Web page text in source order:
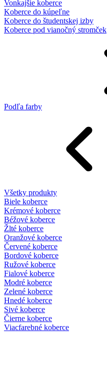
Vonkajšie koberce
Koberce do kúpeľne
Koberce do študentskej izby
Koberce pod vianočný stromček
Podľa farby
Všetky produkty
Biele koberce
Krémové koberce
Béžové koberce
Žlté koberce
Oranžové koberce
Červené koberce
Bordové koberce
Ružové koberce
Fialové koberce
Modré koberce
Zelené koberce
Hnedé koberce
Sivé koberce
Čierne koberce
Viacfarebné koberce